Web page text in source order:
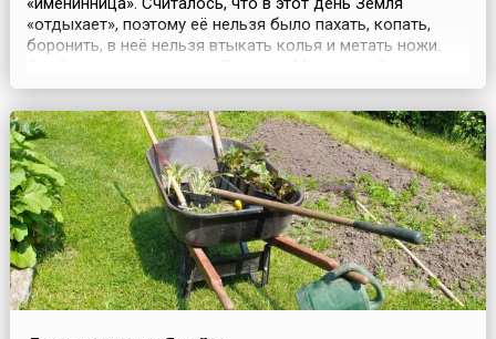
«отдыхает», поэтому её нельзя было пахать, копать,
боронить, в неё нельзя втыкать колья и метать ножи.
заступников. Волхвы выходили в поле, ложились на
траву — слушали Землю.На зачине во вспаханную загодя
борозду клали зерно и лили пиво, приговаривая, ...